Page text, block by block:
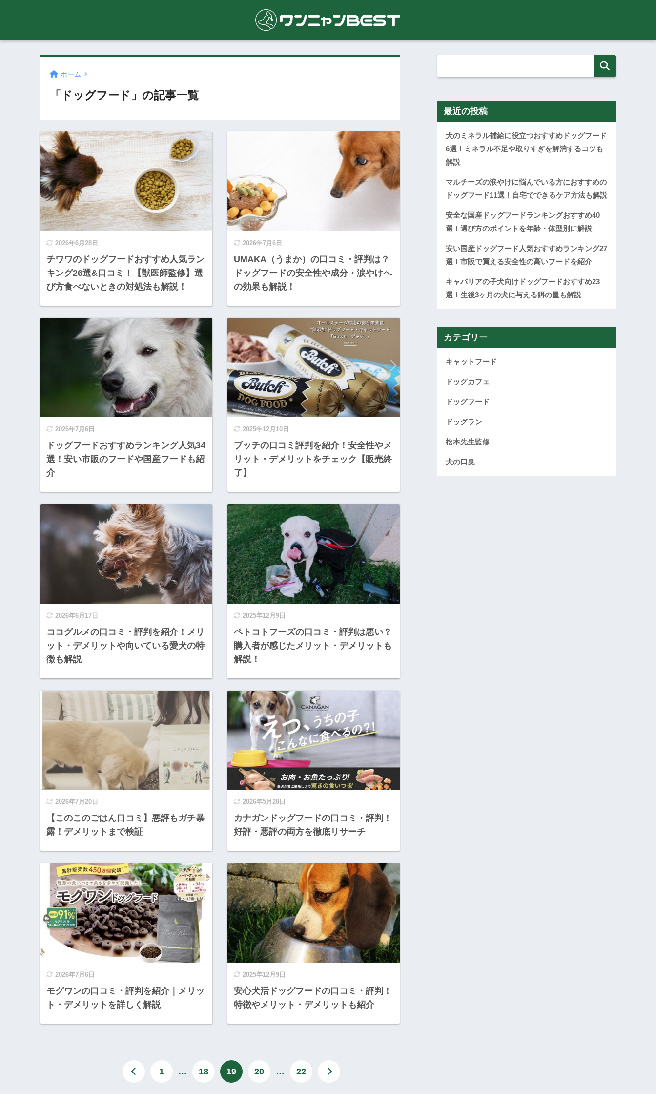
ホーム
「ドッグフード」の記事一覧
2026年6月28日
チワワのドッグフードおすすめ人気ラン
キング26選&口コミ！【獣医師監修】選
び方食べないときの対処法も解説！
2026年7月6日
UMAKA（うまか）の口コミ・評判は？
ドッグフードの安全性や成分・涙やけへ
の効果も解説！
2026年7月6日
ドッグフードおすすめランキング人気34
選！安い市販のフードや国産フードも紹
介
2025年12月10日
ブッチの口コミ評判を紹介！安全性やメ
リット・デメリットをチェック【販売終
了】
2026年6月17日
ココグルメの口コミ・評判を紹介！メリ
ット・デメリットや向いている愛犬の特
徴も解説
2025年12月9日
ペトコトフーズの口コミ・評判は悪い？
購入者が感じたメリット・デメリットも
解説！
2026年7月20日
【このこのごはん口コミ】悪評もガチ暴
露！デメリットまで検証
2026年5月28日
カナガンドッグフードの口コミ・評判！
好評・悪評の両方を徹底リサーチ
2026年7月6日
モグワンの口コミ・評判を紹介｜メリッ
ト・デメリットを詳しく解説
2025年12月9日
安心犬活ドッグフードの口コミ・評判！
特徴やメリット・デメリットも紹介
1 … 18 19 20 … 22
最近の投稿
犬のミネラル補給に役立つおすすめドッグフード
6選！ミネラル不足や取りすぎを解消するコツも
解説
マルチーズの涙やけに悩んでいる方におすすめの
ドッグフード11選！自宅でできるケア方法も解説
安全な国産ドッグフードランキングおすすめ40
選！選び方のポイントを年齢・体型別に解説
安い国産ドッグフード人気おすすめランキング27
選！市販で買える安全性の高いフードを紹介
キャバリアの子犬向けドッグフードおすすめ23
選！生後3ヶ月の犬に与える餌の量も解説
カテゴリー
キャットフード
ドッグカフェ
ドッグフード
ドッグラン
松本先生監修
犬の口臭